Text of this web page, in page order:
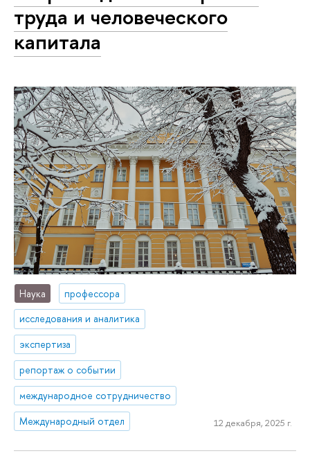
труда и человеческого
капитала
Наука
профессора
исследования и аналитика
экспертиза
репортаж о событии
международное сотрудничество
Международный отдел
12 декабря, 2025 г.